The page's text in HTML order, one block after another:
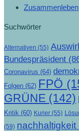
Zusammenleben
Suchwörter
Alternativen (55)
Bundespräsident
Coronavirus (64)
Folgen (62) FPÖ
GRÜNE (142)
Kritik (60) Kurier (55)
(59) nachhaltigkeit